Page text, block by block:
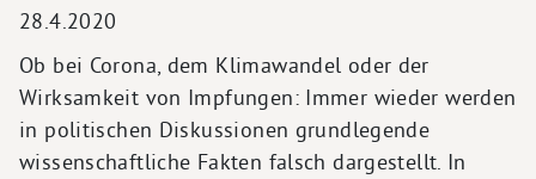
28.4.2020
Ob bei Corona, dem Klimawandel oder der
Wirksamkeit von Impfungen: Immer wieder werden
in politischen Diskussionen grundlegende
wissenschaftliche Fakten falsch dargestellt. In